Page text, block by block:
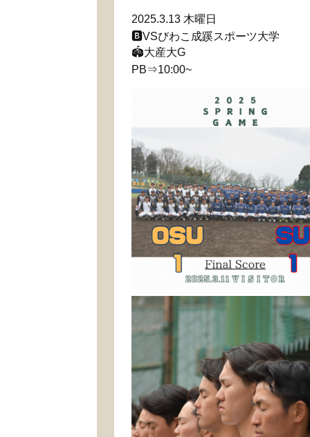
2025.3.13 木曜日
🅱️VSびわこ成蹊スポーツ大学
🏟️大産大G
PB⇒10:00~